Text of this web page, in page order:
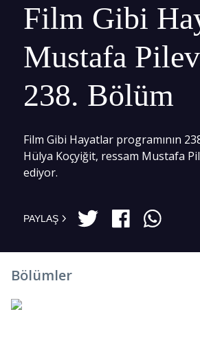
Film Gibi
Mustafa
238. Bölüm
Film Gibi Hayatlar programının
Hülya Koçyiğit, ressam Mustafa
ediyor.
PAYLAŞ
Bölümler